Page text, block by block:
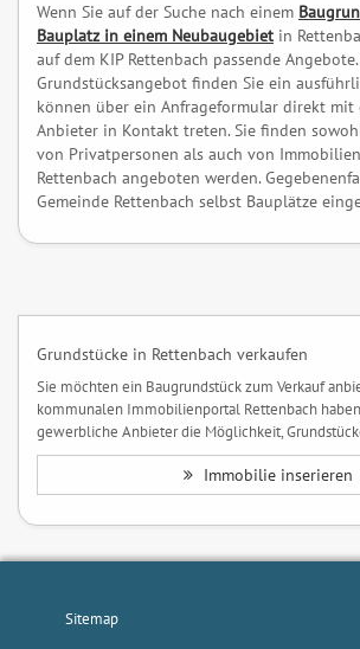
Wenn Sie auf der Suche nach einem
Bauplatz in einem Neubaugebiet in
auf dem KIP Rettenbach passende
Grundstücksangebot finden Sie ein
können über ein Anfrageformular direkt mit
Anbieter in Kontakt treten. Sie finden
von Privatpersonen als auch von
Rettenbach angeboten werden.
Gemeinde Rettenbach selbst Bauplätze
Grundstücke in Rettenbach verkaufen
Sie möchten ein Baugrundstück zum Verkauf
kommunalen Immobilienportal Rettenbach
gewerbliche Anbieter die Möglichkeit,
Immobilie inserieren
Sitemap